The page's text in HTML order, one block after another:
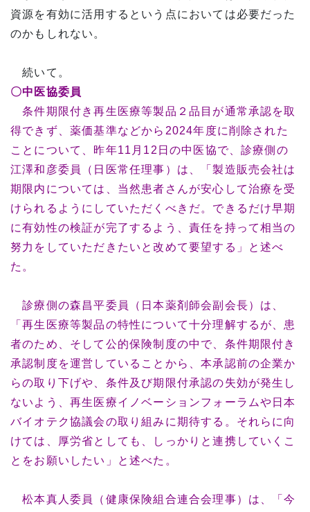
資源を有効に活用するという点においては必要だった
のかもしれない。
続いて。
〇中医協委員
条件期限付き再生医療等製品２品目が通常承認を取
得できず、薬価基準などから2024年度に削除された
ことについて、昨年11月12日の中医協で、診療側の
江澤和彦委員（日医常任理事）は、「製造販売会社は
期限内については、当然患者さんが安心して治療を受
けられるようにしていただくべきだ。できるだけ早期
に有効性の検証が完了するよう、責任を持って相当の
努力をしていただきたいと改めて要望する」と述べ
た。
診療側の森昌平委員（日本薬剤師会副会長）は、
「再生医療等製品の特性について十分理解するが、患
者のため、そして公的保険制度の中で、条件期限付き
承認制度を運営していることから、本承認前の企業か
らの取り下げや、条件及び期限付承認の失効が発生し
ないよう、再生医療イノベーションフォーラムや日本
バイオテク協議会の取り組みに期待する。それらに向
けては、厚労省としても、しっかりと連携していくこ
とをお願いしたい」と述べた。
松本真人委員（健康保険組合連合会理事）は、「今